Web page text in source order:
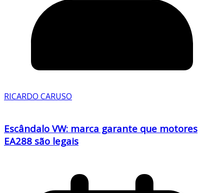
RICARDO CARUSO
Escândalo VW: marca garante que motores
EA288 são legais